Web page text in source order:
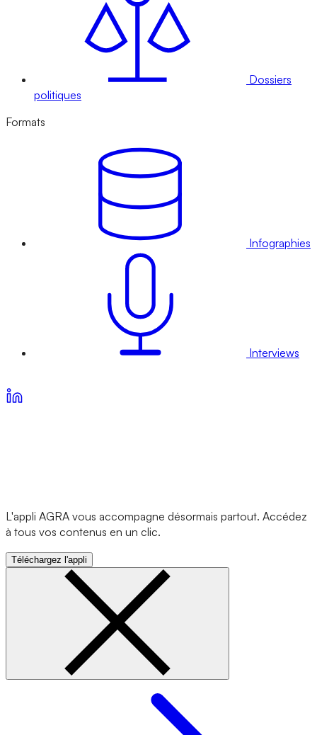
Dossiers
politiques
Formats
Infographies
Interviews
L'appli AGRA vous accompagne désormais partout. Accédez
à tous vos contenus en un clic.
Téléchargez l'appli